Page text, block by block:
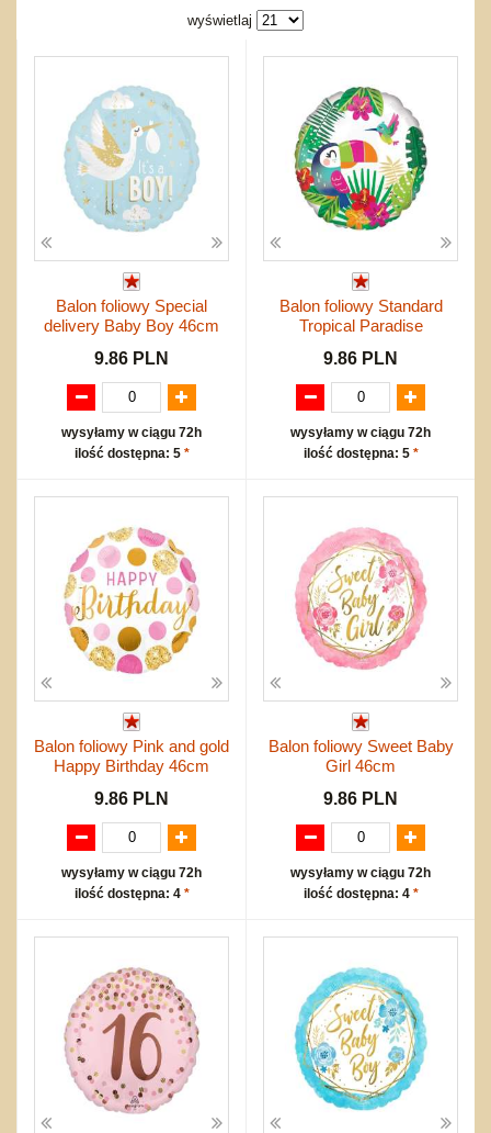
Pojazdy
Zakupy hurtowe
Koszty przesyłki
Regulamin
Kontakt
Mapa produktów
wyświetlaj
Balon foliowy Special
delivery Baby Boy 46cm
9.86 PLN
wysyłamy w ciągu 72h
ilość dostępna: 5 *
Balon foliowy Standard
Tropical Paradise
9.86 PLN
wysyłamy w ciągu 72h
ilość dostępna: 5 *
Balon foliowy Pink and gold
Happy Birthday 46cm
9.86 PLN
wysyłamy w ciągu 72h
ilość dostępna: 4 *
Balon foliowy Sweet Baby
Girl 46cm
9.86 PLN
wysyłamy w ciągu 72h
ilość dostępna: 4 *